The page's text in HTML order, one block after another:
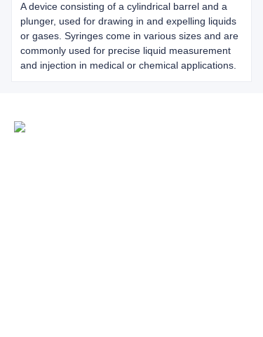
A device consisting of a cylindrical barrel and a
plunger, used for drawing in and expelling liquids
or gases. Syringes come in various sizes and are
commonly used for precise liquid measurement
and injection in medical or chemical applications.